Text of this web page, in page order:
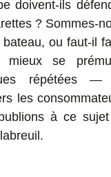
doivent-ils
? Sommes-
ou faut-il
mieux se
répétées—
les
à ce